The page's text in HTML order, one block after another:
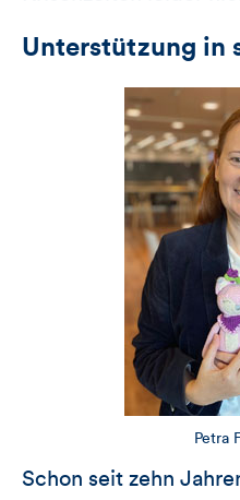
Unterstützung in
Petra
Schon seit zehn